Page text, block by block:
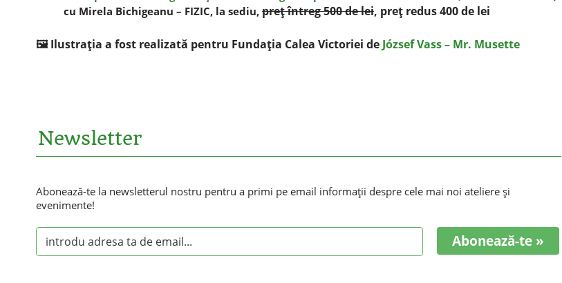
cu Mirela Bichigeanu – FIZIC, la sediu, preţ întreg 500 de lei, preţ redus 400 de lei
🖼️ Ilustraţia a fost realizată pentru Fundaţia Calea Victoriei de József Vass – Mr. Musette
Newsletter
Abonează-te la newsletterul nostru pentru a primi pe email informaţii despre cele mai noi ateliere şi
evenimente!
Abonează-te »